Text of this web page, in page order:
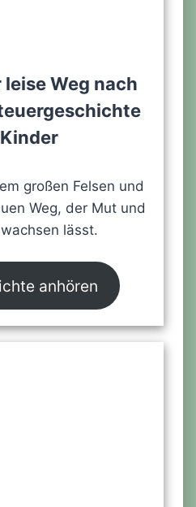
Weg nach
großen Felsen und
Weg, der Mut und
lässt.
anhören